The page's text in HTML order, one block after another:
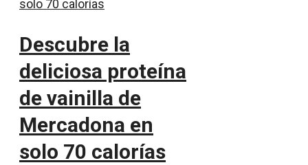
Descubre la
deliciosa proteína
de vainilla de
Mercadona en
solo 70 calorías